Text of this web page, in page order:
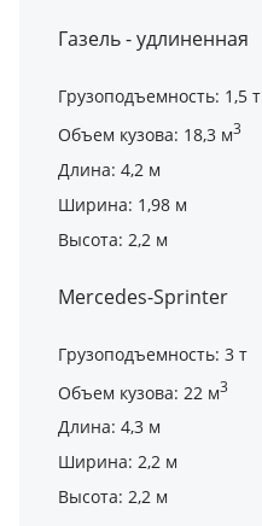
Газель - удлиненная
Грузоподъемность: 1,5 т
Объем кузова: 18,3 м3
Длина: 4,2 м
Ширина: 1,98 м
Высота: 2,2 м
Mercedes-Sprinter
Грузоподъемность: 3 т
Объем кузова: 22 м3
Длина: 4,3 м
Ширина: 2,2 м
Высота: 2,2 м